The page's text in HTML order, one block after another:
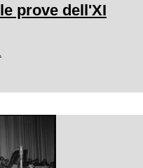
prove dell'XI